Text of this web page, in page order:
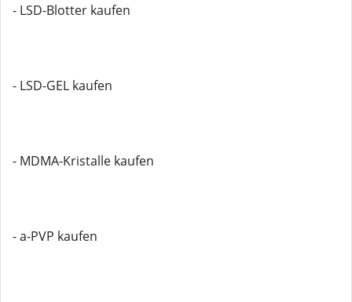
- LSD-Blotter kaufen
- LSD-GEL kaufen
- MDMA-Kristalle kaufen
- a-PVP kaufen